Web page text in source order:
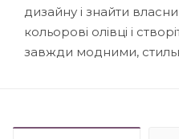
дизайну і знайти
кольорові олівці і
завжди модними,